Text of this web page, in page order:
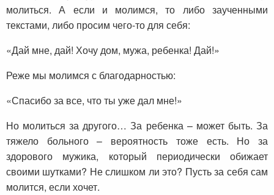
молиться. А если и молимся, то либо заученными
текстами, либо просим чего-то для себя:
«Дай мне, дай! Хочу дом, мужа, ребенка! Дай!»
Реже мы молимся с благодарностью:
«Спасибо за все, что ты уже дал мне!»
Но молиться за другого… За ребенка – может быть. За
тяжело больного – вероятность тоже есть. Но за
здорового мужика, который периодически обижает
своими шутками? Не слишком ли это? Пусть за себя сам
молится, если хочет.